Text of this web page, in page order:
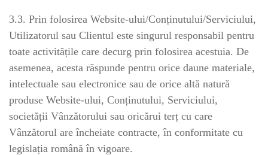
3.3. Prin folosirea Website-ului/Conținutului/Serviciului,
Utilizatorul sau Clientul este singurul responsabil pentru
toate activitățile care decurg prin folosirea acestuia. De
asemenea, acesta răspunde pentru orice daune materiale,
intelectuale sau electronice sau de orice altă natură
produse Website-ului, Conținutului, Serviciului,
societății Vânzătorului sau oricărui terț cu care
Vânzătorul are încheiate contracte, în conformitate cu
legislația română în vigoare.